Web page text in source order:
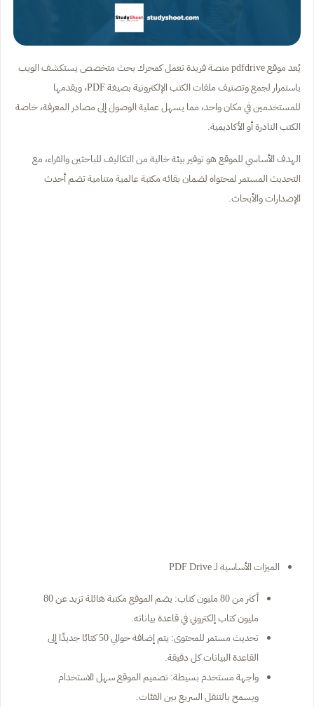
يُعد موقع pdfdrive منصة فريدة تعمل كمحرك بحث متخصص يستكشف الويب
باستمرار لجمع وتصنيف ملفات الكتب الإلكترونية بصيغة PDF، ويقدمها
للمستخدمين في مكان واحد، مما يسهل عملية الوصول إلى مصادر المعرفة، خاصة
الكتب النادرة أو الأكاديمية.
الهدف الأساسي للموقع هو توفير بيئة خالية من التكاليف للباحثين والقراء، مع
التحديث المستمر لمحتواه لضمان بقائه مكتبة عالمية متنامية تضم أحدث
الإصدارات والأبحاث.
الميزات الأساسية لـ PDF Drive
أكثر من 80 مليون كتاب: يضم الموقع مكتبة هائلة تزيد عن 80
مليون كتاب إلكتروني في قاعدة بياناته.
تحديث مستمر للمحتوى: يتم إضافة حوالي 50 كتابًا جديدًا إلى
القاعدة البيانات كل دقيقة.
واجهة مستخدم بسيطة: تصميم الموقع سهل الاستخدام
ويسمح بالتنقل السريع بين الفئات.